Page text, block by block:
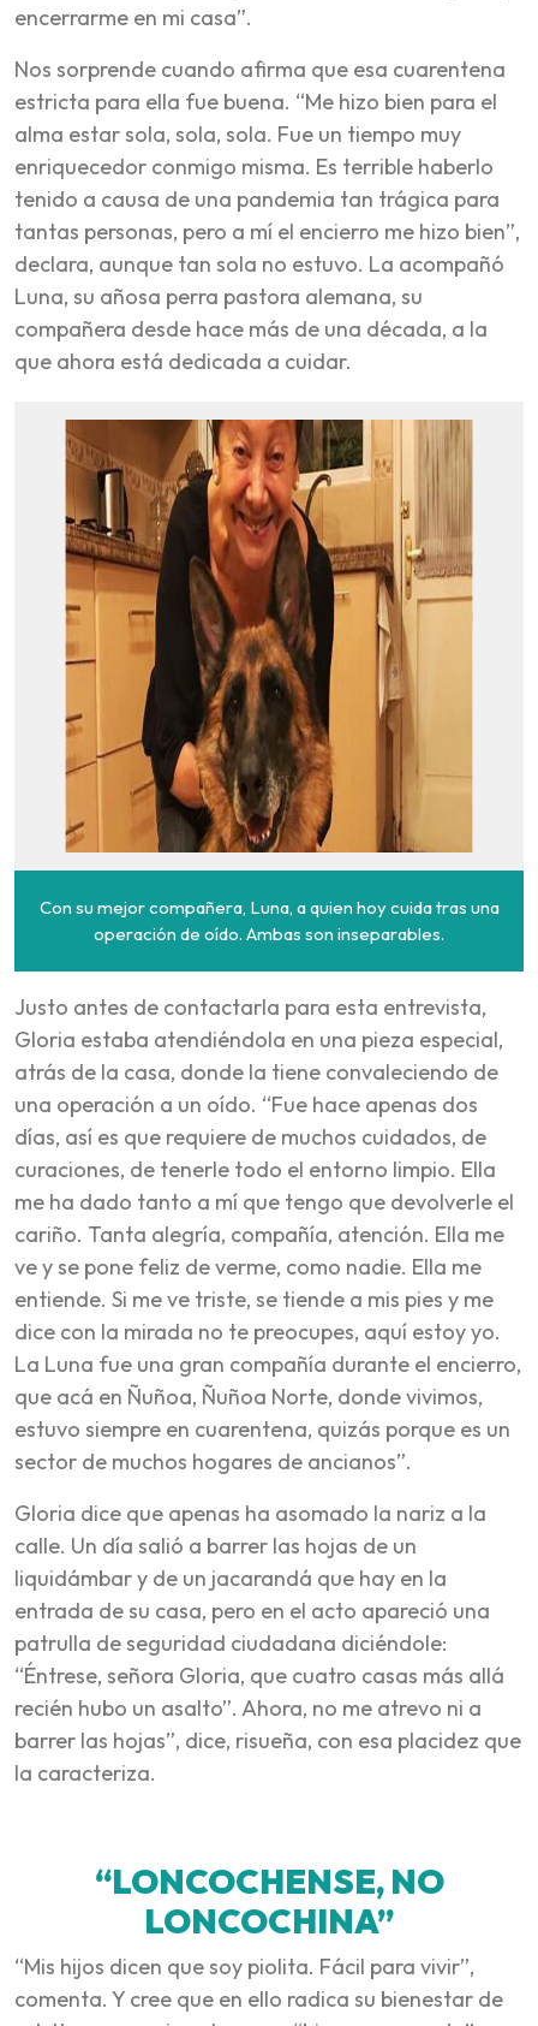
encerrarme en mi casa”.
Nos sorprende cuando afirma que esa cuarentena
estricta para ella fue buena. “Me hizo bien para el
alma estar sola, sola, sola. Fue un tiempo muy
enriquecedor conmigo misma. Es terrible haberlo
tenido a causa de una pandemia tan trágica para
tantas personas, pero a mí el encierro me hizo bien”,
declara, aunque tan sola no estuvo. La acompañó
Luna, su añosa perra pastora alemana, su
compañera desde hace más de una década, a la
que ahora está dedicada a cuidar.
Con su mejor compañera, Luna, a quien hoy cuida tras una
operación de oído. Ambas son inseparables.
Justo antes de contactarla para esta entrevista,
Gloria estaba atendiéndola en una pieza especial,
atrás de la casa, donde la tiene convaleciendo de
una operación a un oído. “Fue hace apenas dos
días, así es que requiere de muchos cuidados, de
curaciones, de tenerle todo el entorno limpio. Ella
me ha dado tanto a mí que tengo que devolverle el
cariño. Tanta alegría, compañía, atención. Ella me
ve y se pone feliz de verme, como nadie. Ella me
entiende. Si me ve triste, se tiende a mis pies y me
dice con la mirada no te preocupes, aquí estoy yo.
La Luna fue una gran compañía durante el encierro,
que acá en Ñuñoa, Ñuñoa Norte, donde vivimos,
estuvo siempre en cuarentena, quizás porque es un
sector de muchos hogares de ancianos”.
Gloria dice que apenas ha asomado la nariz a la
calle. Un día salió a barrer las hojas de un
liquidámbar y de un jacarandá que hay en la
entrada de su casa, pero en el acto apareció una
patrulla de seguridad ciudadana diciéndole:
“Éntrese, señora Gloria, que cuatro casas más allá
recién hubo un asalto”. Ahora, no me atrevo ni a
barrer las hojas”, dice, risueña, con esa placidez que
la caracteriza.
“LONCOCHENSE, NO
LONCOCHINA”
“Mis hijos dicen que soy piolita. Fácil para vivir”,
comenta. Y cree que en ello radica su bienestar de